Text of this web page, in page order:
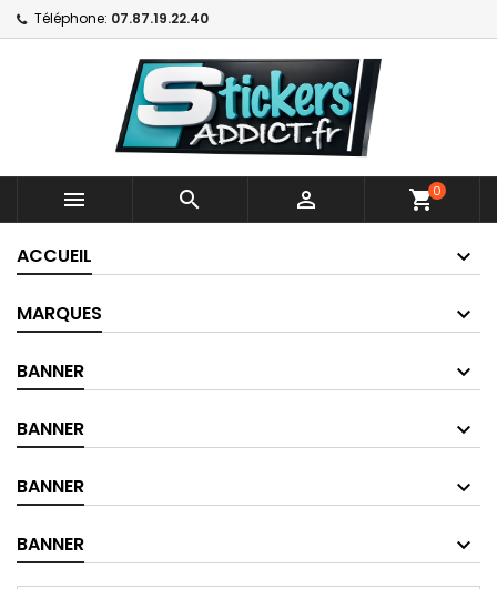
Téléphone: 07.87.19.22.40
   shopping_cart0
ACCUEIL
MARQUES
BANNER
BANNER
BANNER
BANNER